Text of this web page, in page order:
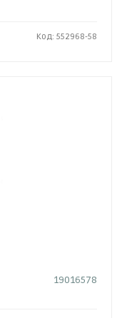
Код: 552968-58
19016578